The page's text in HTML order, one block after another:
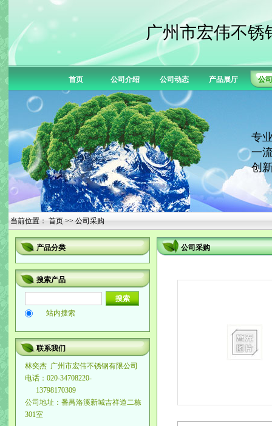
广州市宏伟不锈
首页 公司介绍 公司动态 产品展厅 公
专
一
创
当前位置： 首页 >> 公司采购
产品分类
搜索产品
站内搜索
联系我们
林奕杰 广州市宏伟不锈钢有限公司
电话：020-34708220-
13798170309
公司地址：番禺洛溪新城吉祥道二栋
301室
公司采购